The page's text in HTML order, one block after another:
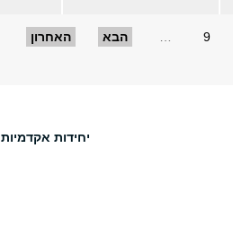
9 הבא האחרון
יחידות אקדמיות